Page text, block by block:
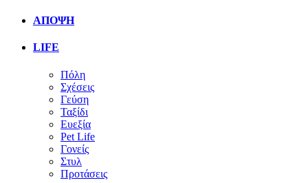
ΑΠΟΨΗ
LIFE
Πόλη
Σχέσεις
Γεύση
Ταξίδι
Ευεξία
Pet Life
Γονείς
Στυλ
Προτάσεις